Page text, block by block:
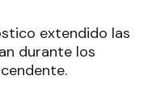
extendido las
durante los